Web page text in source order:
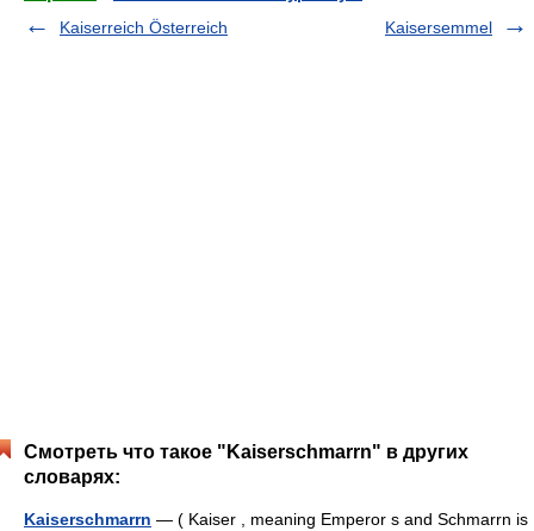
Kaiserreich Österreich
Kaisersemmel
Смотреть что такое "Kaiserschmarrn" в других
словарях:
Kaiserschmarrn — ( Kaiser , meaning Emperor s and Schmarrn is